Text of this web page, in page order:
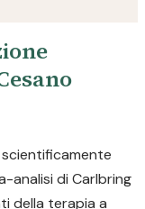
analisi di Carlbring
della terapia a